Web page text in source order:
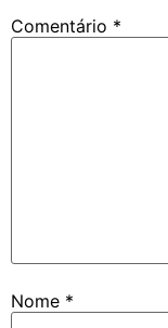
Comentário *
Nome *